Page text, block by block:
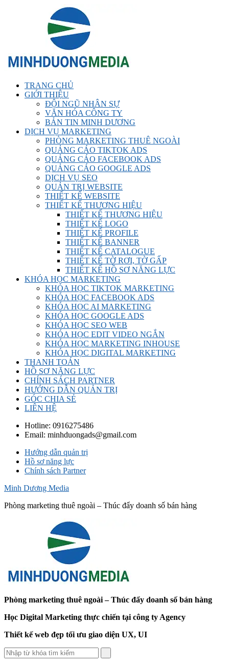
TRANG CHỦ
GIỚI THIỆU
ĐỘI NGŨ NHÂN SỰ
VĂN HÓA CÔNG TY
BẢN TIN MINH DƯƠNG
DỊCH VỤ MARKETING
PHÒNG MARKETING THUÊ NGOÀI
QUẢNG CÁO TIKTOK ADS
QUẢNG CÁO FACEBOOK ADS
QUẢNG CÁO GOOGLE ADS
DỊCH VỤ SEO
QUẢN TRỊ WEBSITE
THIẾT KẾ WEBSITE
THIẾT KẾ THƯƠNG HIỆU
THIẾT KẾ THƯƠNG HIỆU
THIẾT KẾ LOGO
THIẾT KẾ PROFILE
THIẾT KẾ BANNER
THIẾT KẾ CATALOGUE
THIẾT KẾ TỜ RƠI, TỜ GẤP
THIẾT KẾ HỒ SƠ NĂNG LỰC
KHÓA HỌC MARKETING
KHÓA HỌC TIKTOK MARKETING
KHÓA HỌC FACEBOOK ADS
KHÓA HỌC AI MARKETING
KHÓA HỌC GOOGLE ADS
KHÓA HỌC SEO WEB
KHÓA HỌC EDIT VIDEO NGẮN
KHÓA HỌC MARKETING INHOUSE
KHÓA HỌC DIGITAL MARKETING
THANH TOÁN
HỒ SƠ NĂNG LỰC
CHÍNH SÁCH PARTNER
HƯỚNG DẪN QUẢN TRỊ
GÓC CHIA SẺ
LIÊN HỆ
Hotline: 0916275486
Email: minhduongads@gmail.com
Hướng dẫn quản trị
Hồ sơ năng lực
Chính sách Partner
Minh Dương Media
Phòng marketing thuê ngoài – Thúc đẩy doanh số bán hàng
Phòng marketing thuê ngoài – Thúc đẩy doanh số bán hàng
Học Digital Marketing thực chiến tại công ty Agency
Thiết kế web đẹp tối ưu giao diện UX, UI